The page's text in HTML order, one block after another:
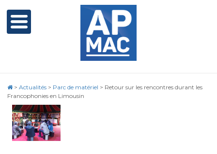
> Actualités > Parc de matériel > Retour sur les rencontres durant les
Francophonies en Limousin